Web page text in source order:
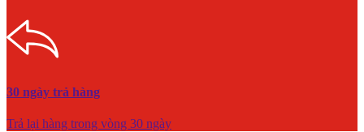
30 ngày trả hàng
Trả lại hàng trong vòng 30 ngày